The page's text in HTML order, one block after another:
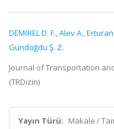
DEMİREL D. F.,Alev A.,Erturan
Gündoğdu Ş. Z.
Journal of Transportation
(TRDizin)
Yayın Türü: Makale /